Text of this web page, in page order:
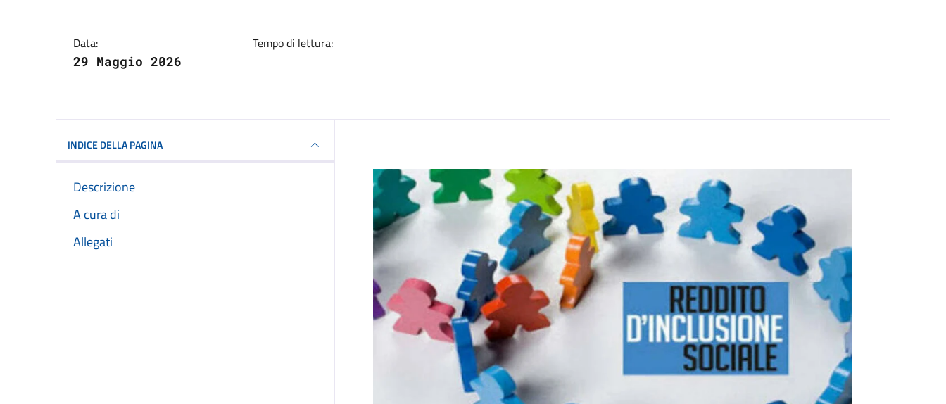
Data:
29 Maggio 2026
Tempo di lettura:
INDICE DELLA PAGINA
Descrizione
A cura di
Allegati